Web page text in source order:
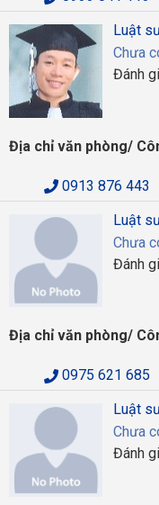
Luật
Chưa
Đánh
Địa chỉ văn phòng/
0913 876 443
Luật
Chưa
Đánh
Địa chỉ văn phòng/
0975 621 685
Luật
Chưa
Đánh